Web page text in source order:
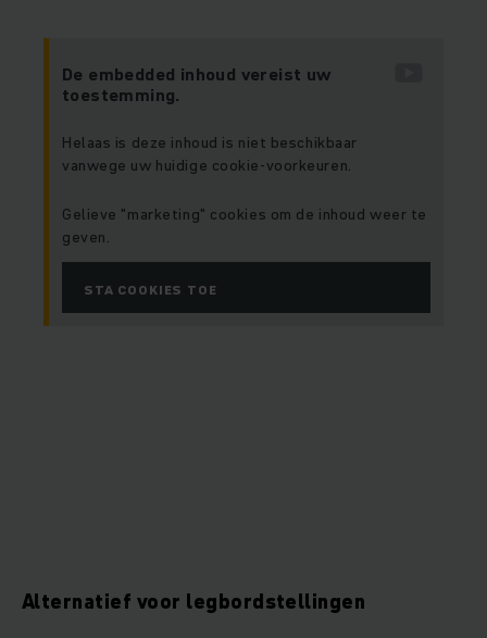
De embedded inhoud vereist uw
toestemming.
Helaas is deze inhoud is niet beschikbaar
vanwege uw huidige cookie-voorkeuren.
Gelieve "marketing" cookies om de inhoud weer te
geven.
STA COOKIES TOE
Alternatief voor legbordstellingen